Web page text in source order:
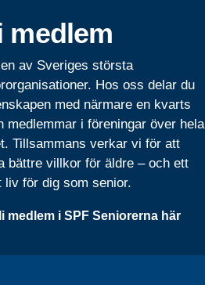
medlem
av Sveriges största
Hos oss delar du
med närmare en kvarts
medlemmar i föreningar över hela
Tillsammans verkar vi för att
bättre villkor för äldre – och ett
liv för dig som senior.
medlem i SPF Seniorerna här